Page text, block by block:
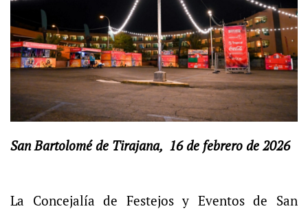
San Bartolomé de Tirajana, 16 de febrero de 2026
La Concejalía de Festejos y Eventos de San